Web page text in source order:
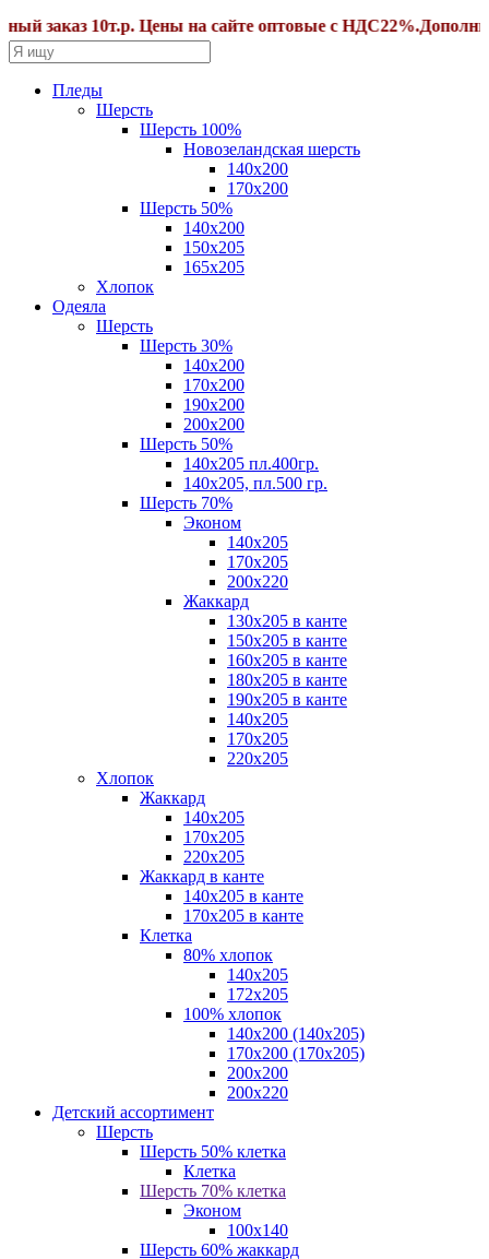
10т.р. Цены на сайте оптовые с
Пледы
Шерсть
Шерсть 100%
Новозеландская шерсть
140х200
170x200
Шерсть 50%
140x200
150х205
165х205
Хлопок
Одеяла
Шерсть
Шерсть 30%
140х200
170х200
190х200
200х200
Шерсть 50%
140х205 пл.400гр.
140х205, пл.500 гр.
Шерсть 70%
Эконом
140х205
170х205
200х220
Жаккард
130х205 в канте
150х205 в канте
160х205 в канте
180х205 в канте
190х205 в канте
140х205
170х205
220х205
Хлопок
Жаккард
140x205
170х205
220х205
Жаккард в канте
140х205 в канте
170х205 в канте
Клетка
80% хлопок
140x205
172х205
100% хлопок
140x200 (140х205)
170x200 (170х205)
200х200
200х220
Детский ассортимент
Шерсть
Шерсть 50% клетка
Клетка
Шерсть 70% клетка
Эконом
100x140
Шерсть 60% жаккард